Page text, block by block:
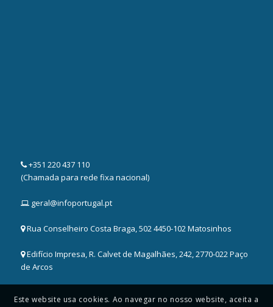
+351 220 437 110
(Chamada para rede fixa nacional)
geral@infoportugal.pt
Rua Conselheiro Costa Braga, 502 4450-102 Matosinhos
Edifício Impresa, R. Calvet de Magalhães, 242, 2770-022 Paço
de Arcos
Este website usa cookies. Ao navegar no nosso website, aceita a